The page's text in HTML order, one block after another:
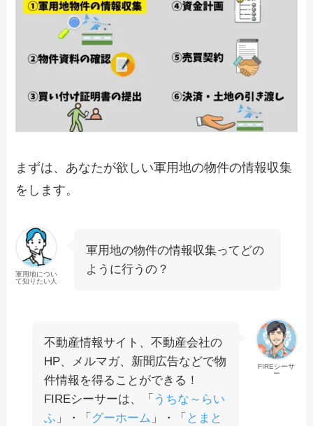
まずは、あなたが欲しい軍用地の物件の情報収集
をします。
軍用地につい
て知りたい人
軍用地の物件の情報収集ってどの
ように行うの？
FIREシーサ
ー
不動産情報サイト、不動産会社の
HP、メルマガ、新聞広告などで物
件情報を得ることができる！
FIREシーサーは、「 うちな～らい
ふ 」・「 グーホーム 」・「 とまと